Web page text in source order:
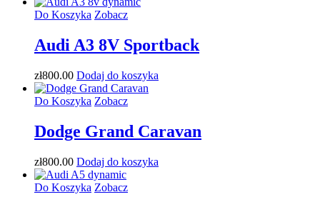
Do Koszyka Zobacz
Audi A3 8V Sportback
zł800.00 Dodaj do koszyka
Do Koszyka Zobacz
Dodge Grand Caravan
zł800.00 Dodaj do koszyka
Do Koszyka Zobacz